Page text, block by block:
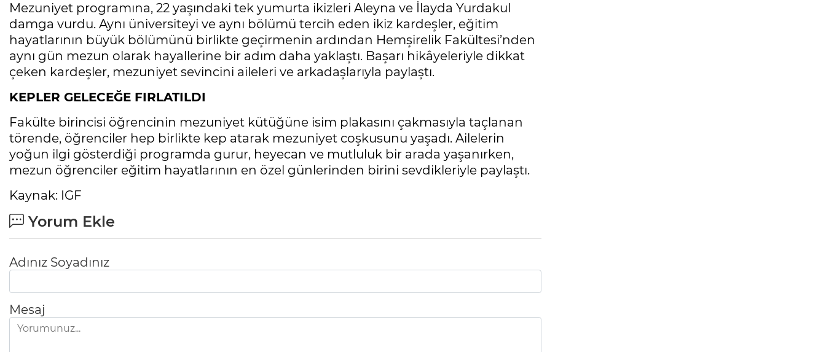
Mezuniyet programına, 22 yaşındaki tek yumurta ikizleri Aleyna ve İlayda Yurdakul
damga vurdu. Aynı üniversiteyi ve aynı bölümü tercih eden ikiz kardeşler, eğitim
hayatlarının büyük bölümünü birlikte geçirmenin ardından Hemşirelik Fakültesi’nden
aynı gün mezun olarak hayallerine bir adım daha yaklaştı. Başarı hikâyeleriyle dikkat
çeken kardeşler, mezuniyet sevincini aileleri ve arkadaşlarıyla paylaştı.
KEPLER GELECEĞE FIRLATILDI
Fakülte birincisi öğrencinin mezuniyet kütüğüne isim plakasını çakmasıyla taçlanan
törende, öğrenciler hep birlikte kep atarak mezuniyet coşkusunu yaşadı. Ailelerin
yoğun ilgi gösterdiği programda gurur, heyecan ve mutluluk bir arada yaşanırken,
mezun öğrenciler eğitim hayatlarının en özel günlerinden birini sevdikleriyle paylaştı.
Kaynak: IGF
Yorum Ekle
Adınız Soyadınız
Mesaj